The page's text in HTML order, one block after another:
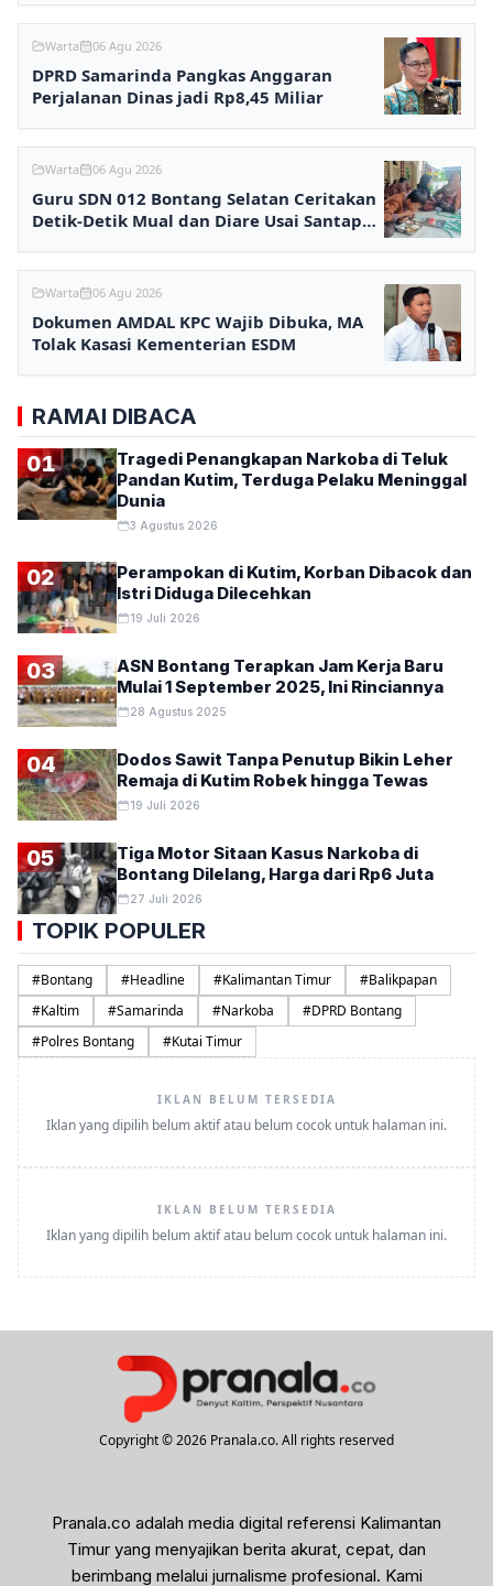
Warta 06 Agu 2026
DPRD Samarinda Pangkas Anggaran
Perjalanan Dinas jadi Rp8,45 Miliar
Warta 06 Agu 2026
Guru SDN 012 Bontang Selatan Ceritakan
Detik-Detik Mual dan Diare Usai Santap
Warta 06 Agu 2026
Dokumen AMDAL KPC Wajib Dibuka, MA
Tolak Kasasi Kementerian ESDM
RAMAI DIBACA
01
Tragedi Penangkapan Narkoba di Teluk
Pandan Kutim, Terduga Pelaku Meninggal
Dunia
3 Agustus 2026
02
Perampokan di Kutim, Korban Dibacok dan
Istri Diduga Dilecehkan
19 Juli 2026
03
ASN Bontang Terapkan Jam Kerja Baru
Mulai 1 September 2025, Ini Rinciannya
28 Agustus 2025
04
Dodos Sawit Tanpa Penutup Bikin Leher
Remaja di Kutim Robek hingga Tewas
19 Juli 2026
05
Tiga Motor Sitaan Kasus Narkoba di
Bontang Dilelang, Harga dari Rp6 Juta
27 Juli 2026
TOPIK POPULER
#Bontang #Headline #Kalimantan Timur #Balikpapan
#Kaltim #Samarinda #Narkoba #DPRD Bontang
#Polres Bontang #Kutai Timur
IKLAN BELUM TERSEDIA
Iklan yang dipilih belum aktif atau belum cocok untuk halaman ini.
IKLAN BELUM TERSEDIA
Iklan yang dipilih belum aktif atau belum cocok untuk halaman ini.
Copyright © 2026 Pranala.co. All rights reserved
Pranala.co adalah media digital referensi Kalimantan
Timur yang menyajikan berita akurat, cepat, dan
berimbang melalui jurnalisme profesional. Kami